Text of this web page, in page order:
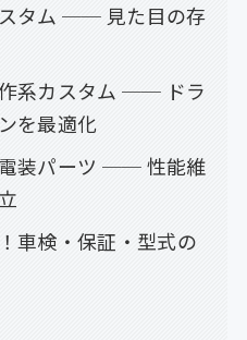
タム ── 見た目の存
系カスタム ── ドラ
を最適化
装パーツ ── 性能維
車検・保証・型式の